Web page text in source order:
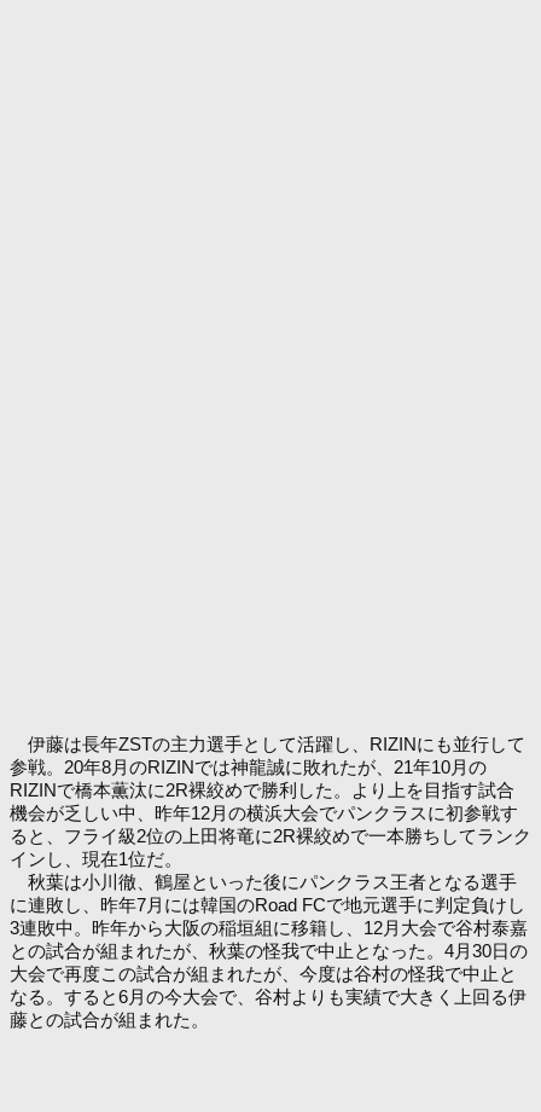
伊藤は長年ZSTの主力選手として活躍し、RIZINにも並行して
参戦。20年8月のRIZINでは神龍誠に敗れたが、21年10月の
RIZINで橋本薫汰に2R裸絞めで勝利した。より上を目指す試合
機会が乏しい中、昨年12月の横浜大会でパンクラスに初参戦す
ると、フライ級2位の上田将竜に2R裸絞めで一本勝ちしてランク
インし、現在1位だ。
秋葉は小川徹、鶴屋といった後にパンクラス王者となる選手
に連敗し、昨年7月には韓国のRoad FCで地元選手に判定負けし
3連敗中。昨年から大阪の稲垣組に移籍し、12月大会で谷村泰嘉
との試合が組まれたが、秋葉の怪我で中止となった。4月30日の
大会で再度この試合が組まれたが、今度は谷村の怪我で中止と
なる。すると6月の今大会で、谷村よりも実績で大きく上回る伊
藤との試合が組まれた。